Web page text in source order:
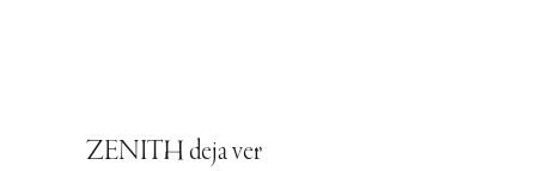
ZENITH deja ver